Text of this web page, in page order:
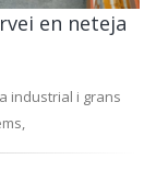
en neteja
industrial i grans